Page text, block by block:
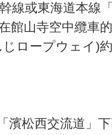
線或東海道本線
館山寺空中纜車
ロープウェイ)
濱松西交流道」